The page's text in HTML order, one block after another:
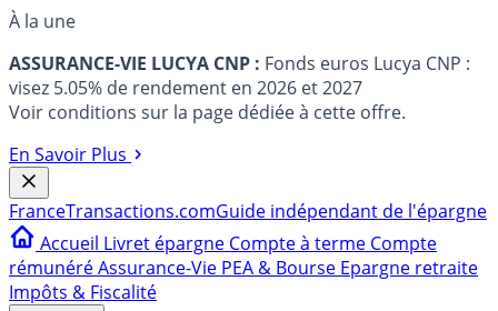
À la une
ASSURANCE-VIE LUCYA CNP : Fonds euros Lucya CNP :
visez 5.05% de rendement en 2026 et 2027
Voir conditions sur la page dédiée à cette offre.
En Savoir Plus
FranceTransactions.comGuide indépendant de l'épargne
Accueil Livret épargne Compte à terme Compte
rémunéréAssurance-Vie PEA & Bourse Epargne retraite
Impôts & Fiscalité